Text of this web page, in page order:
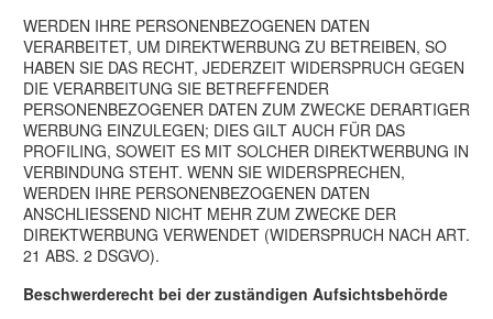
WERDEN IHRE PERSONENBEZOGENEN DATEN
VERARBEITET, UM DIREKTWERBUNG ZU BETREIBEN, SO
HABEN SIE DAS RECHT, JEDERZEIT WIDERSPRUCH GEGEN
DIE VERARBEITUNG SIE BETREFFENDER
PERSONENBEZOGENER DATEN ZUM ZWECKE DERARTIGER
WERBUNG EINZULEGEN; DIES GILT AUCH FÜR DAS
PROFILING, SOWEIT ES MIT SOLCHER DIREKTWERBUNG IN
VERBINDUNG STEHT. WENN SIE WIDERSPRECHEN,
WERDEN IHRE PERSONENBEZOGENEN DATEN
ANSCHLIESSEND NICHT MEHR ZUM ZWECKE DER
DIREKTWERBUNG VERWENDET (WIDERSPRUCH NACH ART.
21 ABS. 2 DSGVO).
Beschwerde­recht bei der zuständigen Aufsichts­behörde